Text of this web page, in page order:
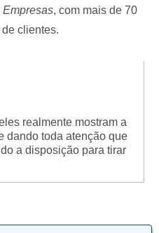
, com mais de 70
clientes.
realmente mostram a
dando toda atenção que
a disposição para tirar